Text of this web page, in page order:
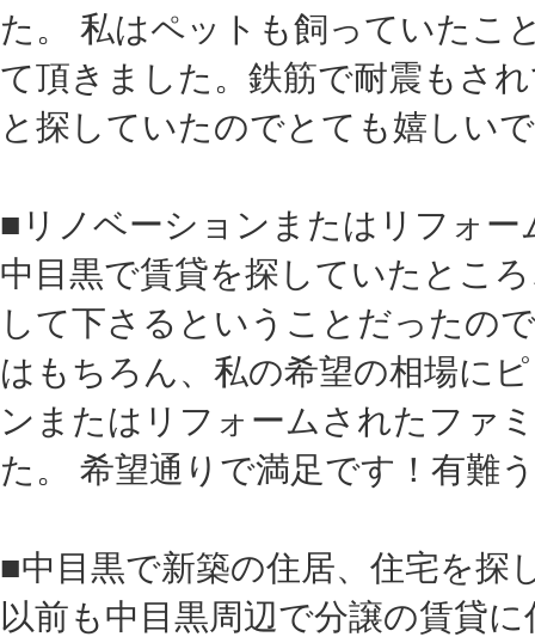
た。 私はペットも飼っていたこ
て頂きました。鉄筋で耐震もさ
と探していたのでとても嬉しい
■リノベーションまたはリフォ
中目黒で賃貸を探していたとこ
して下さるということだったの
はもちろん、私の希望の相場に
ンまたはリフォームされたファ
た。 希望通りで満足です！有難
■中目黒で新築の住居、住宅を
以前も中目黒周辺で分譲の賃貸